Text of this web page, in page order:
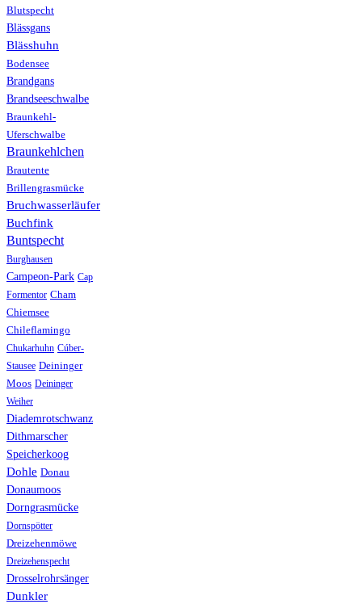
Blutspecht
Blässgans
Blässhuhn
Bodensee
Brandgans
Brandseeschwalbe
Braunkehl-
Uferschwalbe
Braunkehlchen
Brautente
Brillengrasmücke
Bruchwasserläufer
Buchfink
Buntspecht
Burghausen
Campeon-Park Cap
Formentor Cham
Chiemsee
Chileflamingo
Chukarhuhn Cúber-
Stausee Deininger
Moos Deininger
Weiher
Diademrotschwanz
Dithmarscher
Speicherkoog
Dohle Donau
Donaumoos
Dorngrasmücke
Dornspötter
Dreizehenmöwe
Dreizehenspecht
Drosselrohrsänger
Dunkler